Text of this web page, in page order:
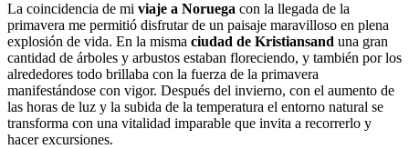
La coincidencia de mi viaje a Noruega con la llegada de la
primavera me permitió disfrutar de un paisaje maravilloso en plena
explosión de vida. En la misma ciudad de Kristiansand una gran
cantidad de árboles y arbustos estaban floreciendo, y también por los
alrededores todo brillaba con la fuerza de la primavera
manifestándose con vigor. Después del invierno, con el aumento de
las horas de luz y la subida de la temperatura el entorno natural se
transforma con una vitalidad imparable que invita a recorrerlo y
hacer excursiones.